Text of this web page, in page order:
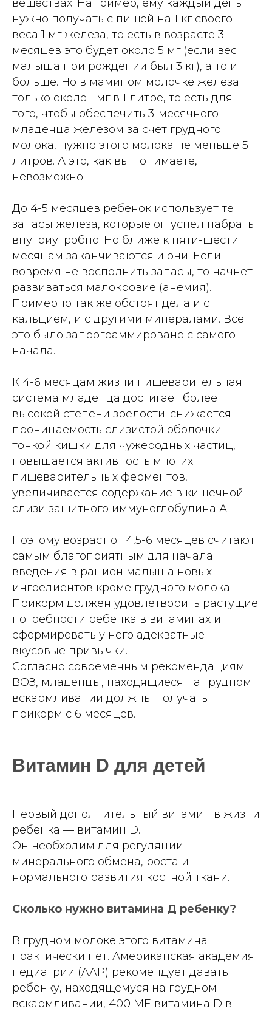
веществах. Например, ему каждый день
нужно получать с пищей на 1 кг своего
веса 1 мг железа, то есть в возрасте 3
месяцев это будет около 5 мг (если вес
малыша при рождении был 3 кг), а то и
больше. Но в мамином молочке железа
только около 1 мг в 1 литре, то есть для
того, чтобы обеспечить 3-месячного
младенца железом за счет грудного
молока, нужно этого молока не меньше 5
литров. А это, как вы понимаете,
невозможно.
До 4-5 месяцев ребенок использует те
запасы железа, которые он успел набрать
внутриутробно. Но ближе к пяти-шести
месяцам заканчиваются и они. Если
вовремя не восполнить запасы, то начнет
развиваться малокровие (анемия).
Примерно так же обстоят дела и с
кальцием, и с другими минералами. Все
это было запрограммировано с самого
начала.
К 4-6 месяцам жизни пищеварительная
система младенца достигает более
высокой степени зрелости: снижается
проницаемость слизистой оболочки
тонкой кишки для чужеродных частиц,
повышается активность многих
пищеварительных ферментов,
увеличивается содержание в кишечной
слизи защитного иммуноглобулина А.
Поэтому возраст от 4,5-6 месяцев считают
самым благоприятным для начала
введения в рацион малыша новых
ингредиентов кроме грудного молока.
Прикорм должен удовлетворить растущие
потребности ребенка в витаминах и
сформировать у него адекватные
вкусовые привычки.
Согласно современным рекомендациям
ВОЗ, младенцы, находящиеся на грудном
вскармливании должны получать
прикорм с 6 месяцев.
Витамин D для детей
Первый дополнительный витамин в жизни
ребенка — витамин D.
Он необходим для регуляции
минерального обмена, роста и
нормального развития костной ткани.
Сколько нужно витамина Д ребенку?
В грудном молоке этого витамина
практически нет. Американская академия
педиатрии (AAP) рекомендует давать
ребенку, находящемуся на грудном
вскармливании, 400 МЕ витамина D в